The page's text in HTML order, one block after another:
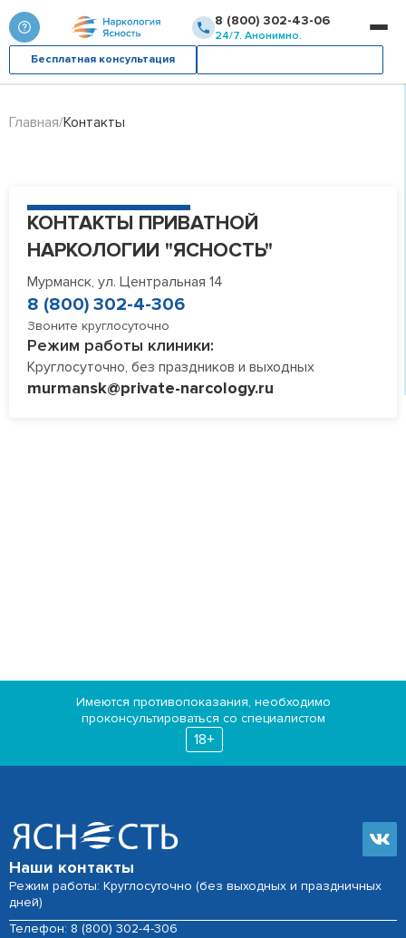
8 (800) 302-43-06
24/7. Анонимно.
Бесплатная консультация
Главная Контакты
КОНТАКТЫ ПРИВАТНОЙ
НАРКОЛОГИИ "ЯСНОСТЬ"
Мурманск, ул. Центральная 14
8 (800) 302-4-306
Звоните круглосуточно
Режим работы клиники:
Круглосуточно, без праздников и выходных
murmansk@private-narcology.ru
Имеются противопоказания, необходимо
проконсультироваться со специалистом
18+
Наши контакты
Режим работы: Круглосуточно (без выходных и праздничных
дней)
Телефон: 8 (800) 302-4-306